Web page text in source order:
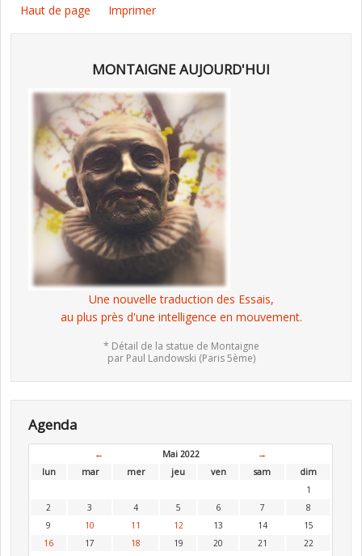
Haut de page Imprimer
MONTAIGNE AUJOURD'HUI
Une nouvelle traduction des Essais,
au plus près d'une intelligence en mouvement.
* Détail de la statue de Montaigne
par Paul Landowski (Paris 5ème)
Agenda
← Mai 2022
→
lun
mar mer jeu ven sam
dim
1
2
3 4 5 6 7
8
9
10 11 12 13 14
15
16
17 18 19 20 21
22